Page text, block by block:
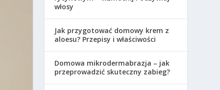
włosy
Jak przygotować domowy krem z
aloesu? Przepisy i właściwości
Domowa mikrodermabrazja – jak
przeprowadzić skuteczny zabieg?